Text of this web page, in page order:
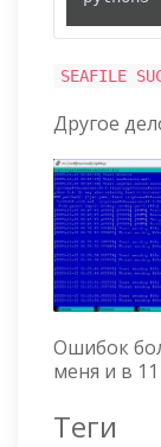
SEAFILE
Другое
Ошибок
меня и в
Теги